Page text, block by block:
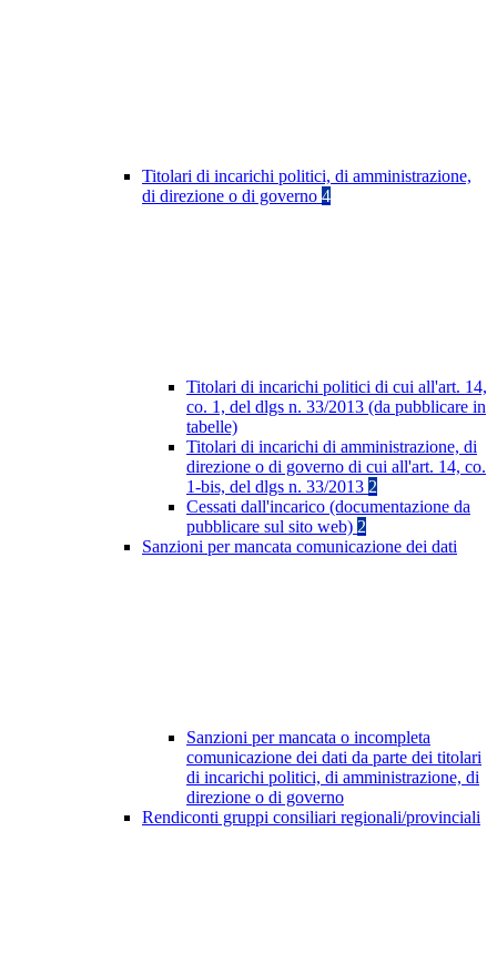
Titolari di incarichi politici, di amministrazione,
di direzione o di governo 4
Titolari di incarichi politici di cui all'art. 14,
co. 1, del dlgs n. 33/2013 (da pubblicare in
tabelle)
Titolari di incarichi di amministrazione, di
direzione o di governo di cui all'art. 14, co.
1-bis, del dlgs n. 33/2013 2
Cessati dall'incarico (documentazione da
pubblicare sul sito web) 2
Sanzioni per mancata comunicazione dei dati
Sanzioni per mancata o incompleta
comunicazione dei dati da parte dei titolari
di incarichi politici, di amministrazione, di
direzione o di governo
Rendiconti gruppi consiliari regionali/provinciali